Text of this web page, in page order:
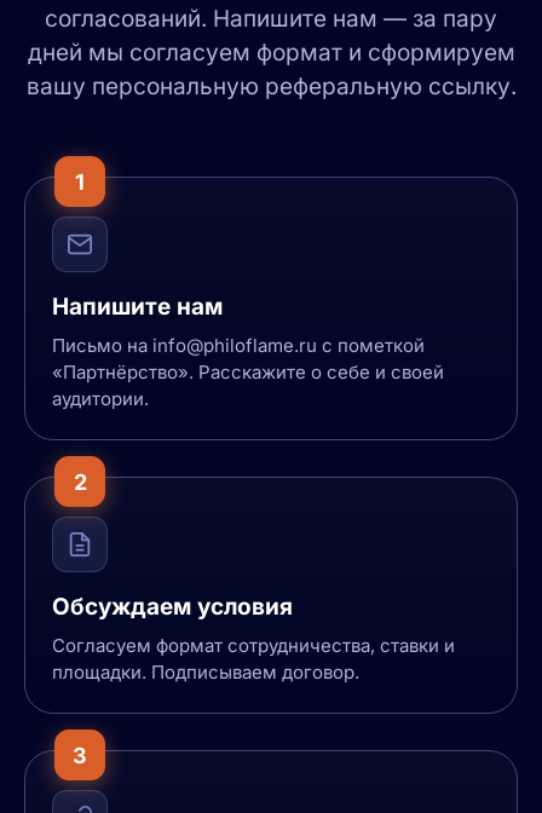
согласований. Напишите нам — за пару
дней мы согласуем формат и сформируем
вашу персональную реферальную ссылку.
1
Напишите нам
Письмо на info@philoflame.ru с пометкой
«Партнёрство». Расскажите о себе и своей
аудитории.
2
Обсуждаем условия
Согласуем формат сотрудничества, ставки и
площадки. Подписываем договор.
3